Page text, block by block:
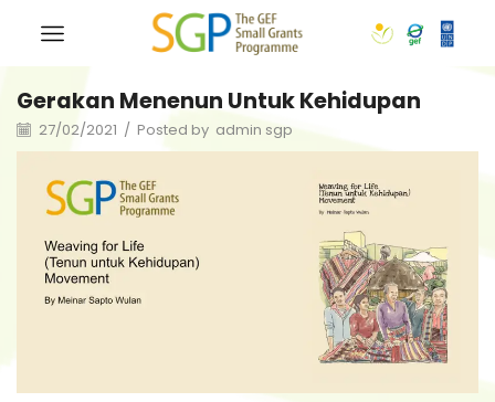
Gerakan Menenun Untuk Kehidupan
27/02/2021 / Posted by admin sgp